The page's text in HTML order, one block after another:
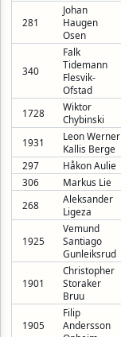
281
Johan
Haugen
Osen
340
Falk
Tidemann
Flesvik-
Ofstad
1728
Wiktor
Chybinski
1931
Leon Werner
Kallis Berge
297
Håkon Aulie
306
Markus Lie
268
Aleksander
Ligeza
1925
Vemund
Santiago
Gunleiksrud
1901
Christopher
Storaker
Bruu
1905
Filip
Andersson